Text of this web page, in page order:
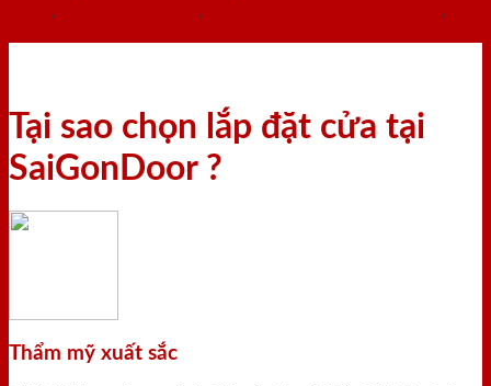
, , ,
Tại sao chọn lắp đặt cửa tại
SaiGonDoor ?
Thẩm mỹ xuất sắc